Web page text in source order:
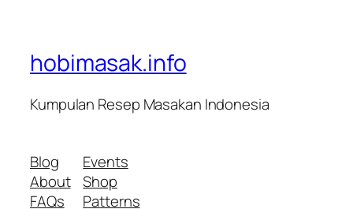
hobimasak.info
Kumpulan Resep Masakan Indonesia
Blog
About
FAQs
Events
Shop
Patterns